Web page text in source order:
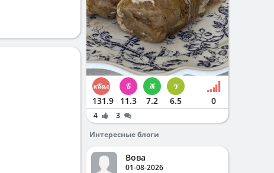
131.9 11.3 7.2 6.5 0
4
3
Интересные блоги
Вова
01-08-2026